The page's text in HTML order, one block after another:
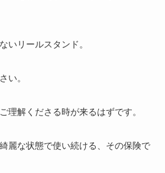
いリールスタンド。
い。
理解くださる時が来るはずです。
麗な状態で使い続ける、その保険で